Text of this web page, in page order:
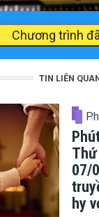
Chương trình
TIN LIÊN
Thứ
07/
hy